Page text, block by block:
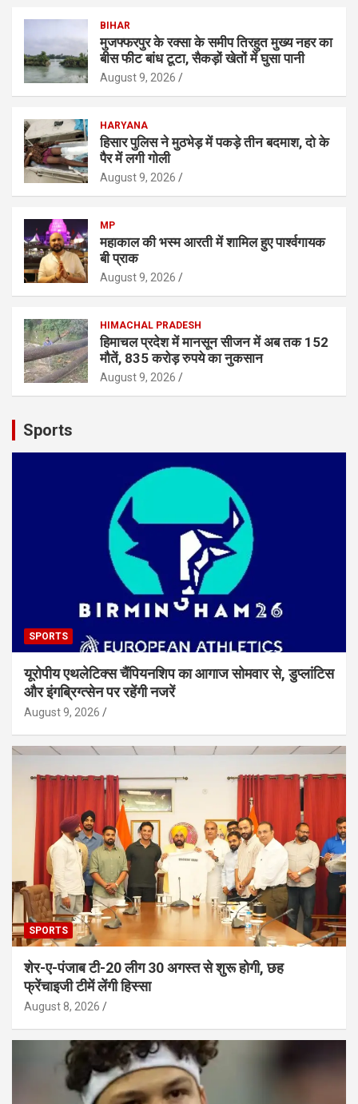
BIHAR
मुजफ्फरपुर के रक्सा के समीप तिरहुत मुख्य नहर का
बीस फीट बांध टूटा, सैकड़ों खेतों में घुसा पानी
August 9, 2026
HARYANA
हिसार पुलिस ने मुठभेड़ में पकड़े तीन बदमाश, दो के
पैर में लगी गोली
August 9, 2026
MP
महाकाल की भस्म आरती में शामिल हुए पार्श्वगायक
बी प्राक
August 9, 2026
HIMACHAL PRADESH
हिमाचल प्रदेश में मानसून सीजन में अब तक 152
मौतें, 835 करोड़ रुपये का नुकसान
August 9, 2026
Sports
SPORTS
यूरोपीय एथलेटिक्स चैंपियनशिप का आगाज सोमवार से, डुप्लांटिस
और इंगब्रिग्त्सेन पर रहेंगी नजरें
August 9, 2026
SPORTS
शेर-ए-पंजाब टी-20 लीग 30 अगस्त से शुरू होगी, छह
फ्रेंचाइजी टीमें लेंगी हिस्सा
August 8, 2026